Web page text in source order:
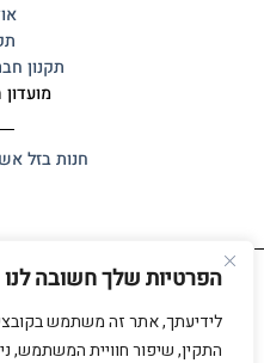
הפרטיות שלך חשובה לנו
התקין, שיפור חוויית המשתמש,
תקנון
חנות בזל
כל הזכויות שמורות